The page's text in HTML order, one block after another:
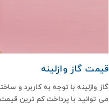
قیمت گاز وازلینه
گاز وازلینه با توجه به کاربرد و
می توانید با پرداخت کم ترین